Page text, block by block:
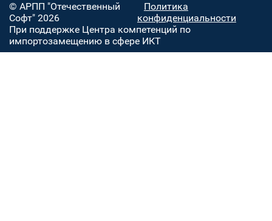
© АРПП "Отечественный
Софт" 2026
Политика
конфиденциальности
При поддержке Центра компетенций по
импортозамещению в сфере ИКТ